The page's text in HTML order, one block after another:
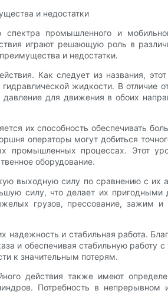
и недостатки
промышленного и
играют решающую роль в
и недостатки.
Как следует из названия,
жидкости. В отличие
для движения в обоих
их способность обеспечивать
операторы могут добиться
промышленных процессах. Этот
оборудование.
выходную силу по сравнению с их
силу, что делает их
грузов, прессование, зажим
и стабильная работа.
и обеспечивая стабильную
к значительным потерям.
действия также имеют
Потребность в